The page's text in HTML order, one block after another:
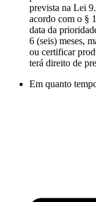
prevista na Lei
acordo com o §
data da
6 (seis) meses,
ou certificar
terá direito de
Em quanto